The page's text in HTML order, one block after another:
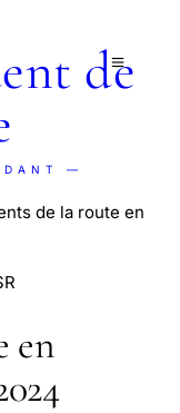
de
—
de la route en
en